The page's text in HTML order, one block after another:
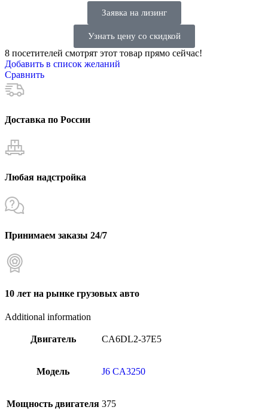
Заявка на лизинг
Узнать цену со скидкой
8 посетителей смотрят этот товар прямо сейчас!
Добавить в список желаний
Сравнить
Доставка по России
Любая надстройка
Принимаем заказы 24/7
10 лет на рынке грузовых авто
Additional information
Двигатель CA6DL2-37E5
Модель J6 CA3250
Мощность двигателя 375